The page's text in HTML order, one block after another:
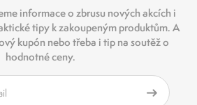
informace o zbrusu nových akcích i
tipy k zakoupeným produktům. A
kupón nebo třeba i tip na soutěž o
hodnotné ceny.